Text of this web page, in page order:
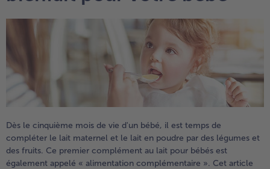
TousUstensiles de cuisine
Gâteaux & Tartes
TousGâteaux & Tartes
Tousbofrost*free
High Protein
TousHigh Protein
Tousbofrost*plus.
Alternatives végétale
Friteuse à air chaud
TousFriteuse à air chaud
Dès le cinquième mois de vie d'un bébé, il est temps de
compléter le lait maternel et le lait en poudre par des légumes et
des fruits. Ce premier complément au lait pour bébés est
également appelé « alimentation complémentaire ». Cet article